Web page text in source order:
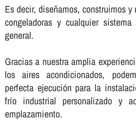
Es decir, diseñamos, construimos y
congeladoras y cualquier
general.
Gracias a nuestra amplia
los aires acondicionados,
perfecta ejecución para la
frí­o industrial personalizado y
emplazamiento.